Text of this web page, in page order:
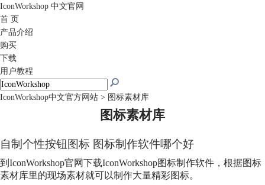
IconWorkshop 中文官网
首 页
产品介绍
购买
下载
用户教程
IconWorkshop中文官方网站 > 图标素材库
图标素材库
自制个性按钮图标 图标制作软件哪个好
到IconWorkshop官网下载IconWorkshop图标制作软件，根据图标
素材库里的现场素材就可以制作大量精彩图标。